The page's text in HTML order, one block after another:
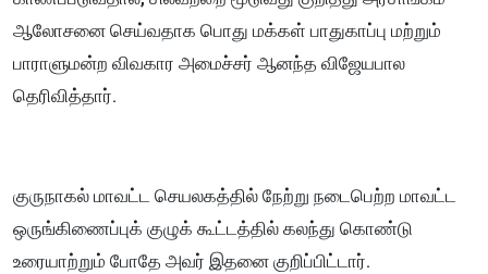
ஆலோசனை செய்வதாக பொது மக்கள் பாதுகாப்பு மற்றும்
பாராளுமன்ற விவகார அமைச்சர் ஆனந்த விஜேயபால
தெரிவித்தார்.
குருநாகல் மாவட்ட செயலகத்தில் நேற்று நடைபெற்ற மாவட்ட
ஒருங்கிணைப்புக் குழுக் கூட்டத்தில் கலந்து கொண்டு
உரையாற்றும் போதே அவர் இதனை குறிப்பிட்டார்.